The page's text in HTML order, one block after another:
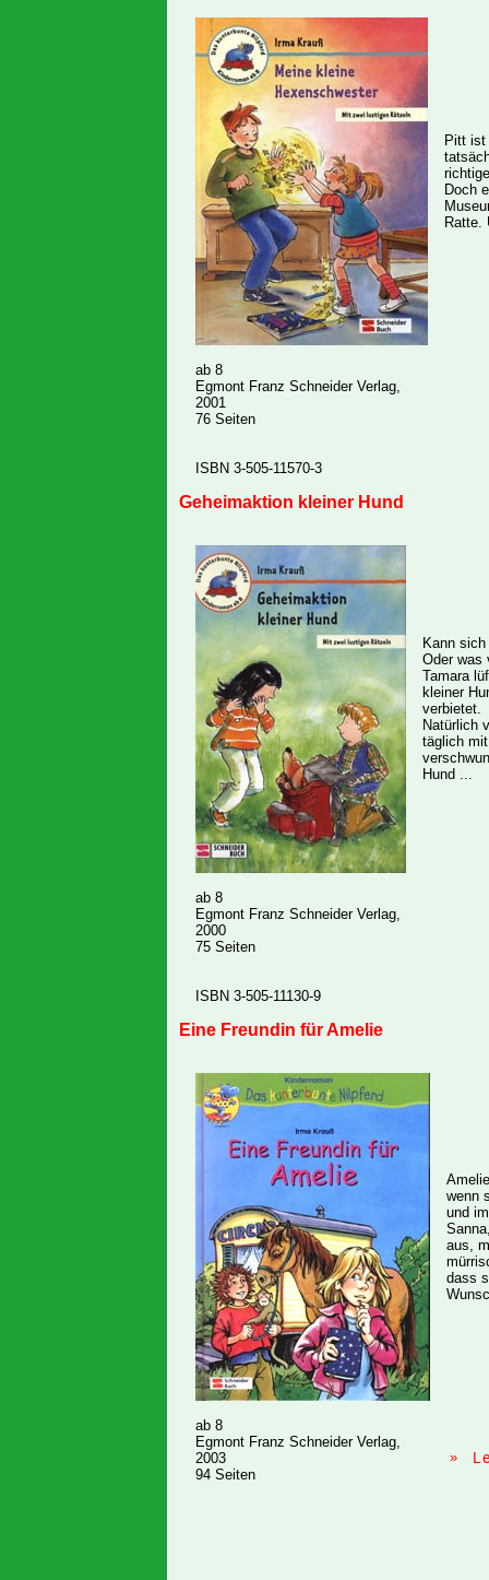
Pitt ist
Doch
Ratte.
ab 8
Egmont Franz Schneider Verlag,
2001
76 Seiten
ISBN 3-505-11570-3
Geheimaktion kleiner Hund
Kann
Oder was
Tamara
kleiner
verbietet.
Natürlich
täglich
Hund ...
ab 8
Egmont Franz Schneider Verlag,
2000
75 Seiten
ISBN 3-505-11130-9
Eine Freundin für Amelie
wenn
und
aus,
dass
ab 8
Egmont Franz Schneider Verlag,
2003
94 Seiten
»